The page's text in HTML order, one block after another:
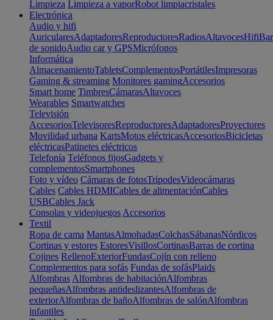
Limpieza Limpieza a vaporRobot limpiacristales
Electrónica
Audio y hifi
AuricularesAdaptadoresReproductoresRadiosAltavocesHifi
de sonidoAudio car y GPSMicrófonos
Informática
AlmacenamientoTabletsComplementosPortátilesImpresoras
Gaming & streaming Monitores gamingAccesorios
Smart home TimbresCámarasAltavoces
Wearables Smartwatches
Televisión
AccesoriosTelevisoresReproductoresAdaptadoresProyectores
Movilidad urbana KartsMotos eléctricasAccesoriosBicicletas
eléctricasPatinetes eléctricos
Telefonía Teléfonos fijosGadgets y
complementosSmartphones
Foto y vídeo Cámaras de fotosTrípodesVideocámaras
Cables Cables HDMICables de alimentaciónCables
USBCables Jack
Consolas y videojuegos Accesorios
Textil
Ropa de cama MantasAlmohadasColchasSábanasNórdicos
Cortinas y estores EstoresVisillosCortinasBarras de cortina
Cojines RellenoExteriorFundasCojín con relleno
Complementos para sofás Fundas de sofásPlaids
Alfombras Alfombras de habitaciónAlfombras
pequeñasAlfombras antideslizantesAlfombras de
exteriorAlfombras de bañoAlfombras de salónAlfombras
infantiles